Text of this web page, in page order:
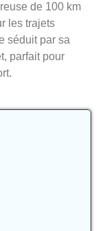
de 100 km
les trajets
séduit par sa
parfait pour